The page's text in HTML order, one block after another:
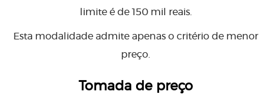
limite é de 150 mil reais.
Esta modalidade admite apenas o critério de menor
preço.
Tomada de preço